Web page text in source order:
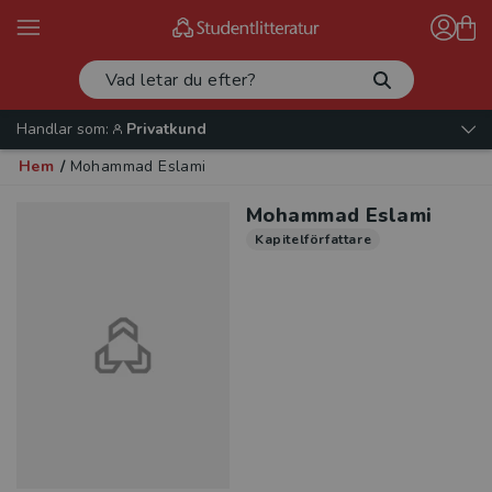
Handlar som:
Privatkund
Hem / Mohammad Eslami
Mohammad Eslami
Kapitelförfattare